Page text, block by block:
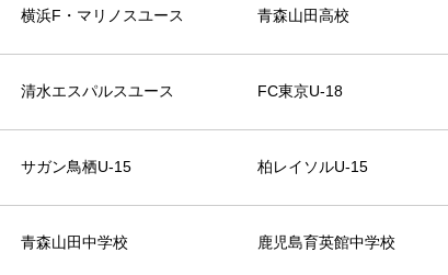
横浜F・マリノスユース 青森山田高校
清水エスパルスユース FC東京U-18
サガン鳥栖U-15 柏レイソルU-15
青森山田中学校 鹿児島育英館中学校